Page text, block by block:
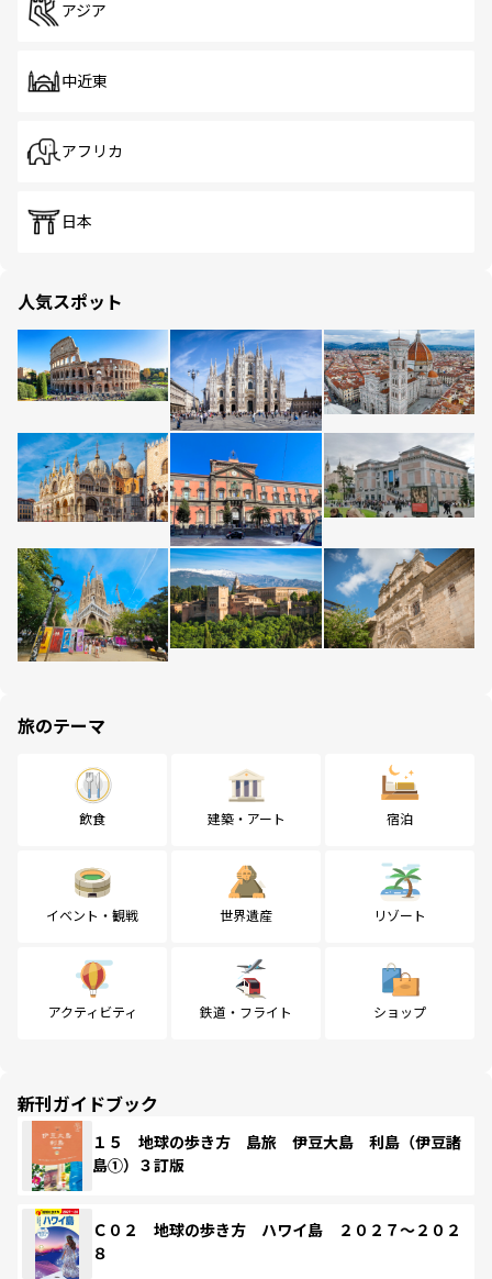
アジア
中近東
アフリカ
日本
人気スポット
旅のテーマ
飲食 建築・アート 宿泊
イベント・観戦 世界遺産 リゾート
アクティビティ 鉄道・フライト ショップ
新刊ガイドブック
１５ 地球の歩き方 島旅 伊豆大島 利島（伊豆諸
島①）３訂版
Ｃ０２ 地球の歩き方 ハワイ島 ２０２７～２０２
８